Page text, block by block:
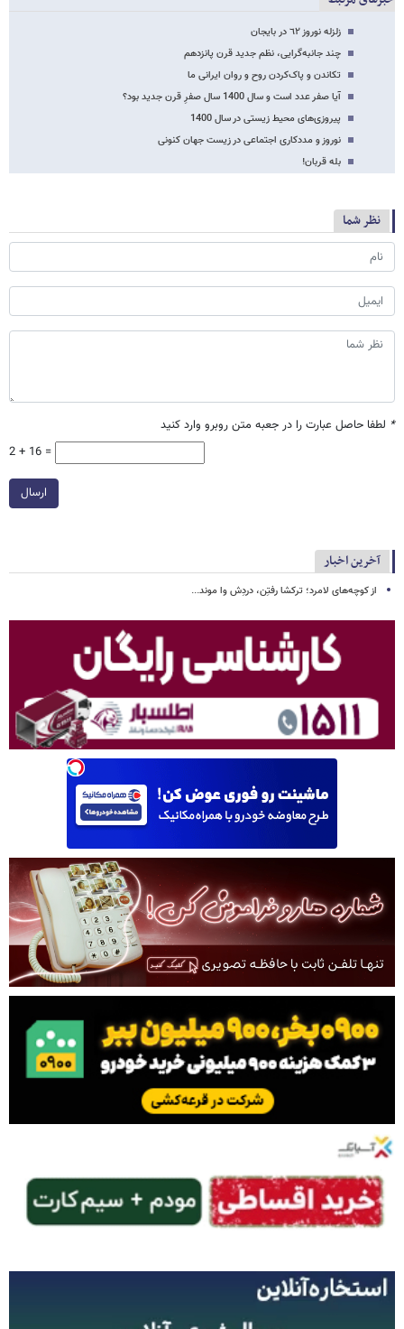
زلزله نوروز ٦٢ در بایجان
چند جانبه‌گرایی، نظم جدید قرن پانزدهم
تکاندن و پاک‌کردن روح و روان ایرانی ما
آیا صفر عدد است و سال 1400 سال صفرِ قرن جدید بود؟
پیروزی‌های محیط زیستی در سال 1400
نوروز و مددکاری اجتماعی در زیست جهان کنونی
بله قربان!
نظر شما
* لطفا حاصل عبارت را در جعبه متن روبرو وارد کنید
2 + 16 =
ارسال
آخرین اخبار
از کوچه‌های لامرد؛ ترکشا رفتِن، دردِش وا موند...